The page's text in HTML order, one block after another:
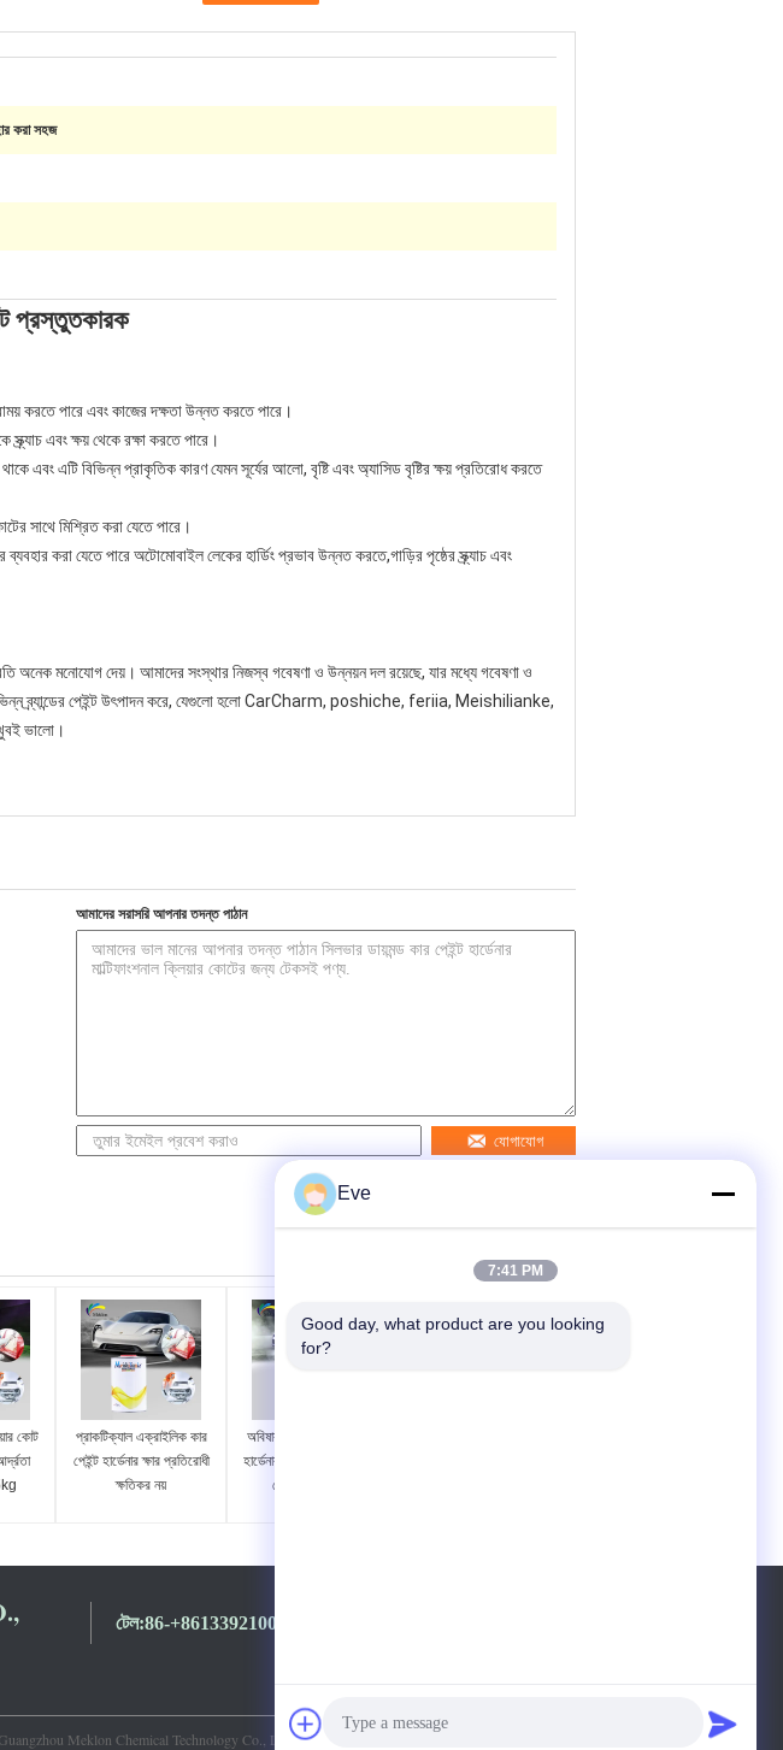
করা সহজ
প্রস্তুতকারক
করতে পারে এবং কাজের দক্ষতা উন্নত করতে পারে।
স্ক্র্যাচ এবং ক্ষয় থেকে রক্ষা করতে পারে।
এবং এটি বিভিন্ন প্রাকৃতিক কারণ যেমন সূর্যের আলো, বৃষ্টি এবং অ্যাসিড বৃষ্টির ক্ষয় প্রতিরোধ করতে
সাথে মিশ্রিত করা যেতে পারে।
করা যেতে পারে অটোমোবাইল লেকের হার্ডিং প্রভাব উন্নত করতে,গাড়ির পৃষ্ঠের স্ক্র্যাচ এবং
মনোযোগ দেয়। আমাদের সংস্থার নিজস্ব গবেষণা ও উন্নয়ন দল রয়েছে, যার মধ্যে গবেষণা ও
ভিন্ন ব্র্যান্ডের পেইন্ট উৎপাদন করে, যেগুলো হলো CarCharm, poshiche, feriia, Meishilianke,
ভালো।
আমাদের সরাসরি আপনার তদন্ত পাঠান
যোগাযোগ
কোট
প্রাকটিক্যাল এক্রাইলিক কার
পেইন্ট হার্ডেনার ক্ষার প্রতিরোধী
ক্ষতিকর নয়
অবিষাক্ত রেজিন স্বচ্ছ পেইন্ট
হার্ডেনার চকচকে স্প্রে ক্লিয়ার
কোট হার্ডেনার সহ
টেল:86-+8613392100968-+8613501528806
Meklon Chemical Technology Co., Ltd.. All Rights Reserved.
Eve
7:41 PM
Good day, what product are you looking
for?